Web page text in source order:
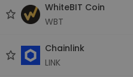
WhiteBIT Coin
WBT
Chainlink
LINK